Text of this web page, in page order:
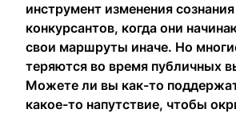
инструмент изменения
конкурсантов, когда они
свои маршруты иначе. Но
теряются во время публичных
Можете ли вы как-то
какое-то напутствие, чтобы